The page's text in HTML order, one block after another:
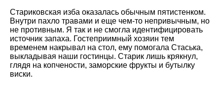
Стариковская изба оказалась обычным пятистенком.
Внутри пахло травами и еще чем-то непривычным, но
не противным. Я так и не смогла идентифицировать
источник запаха. Гостеприимный хозяин тем
временем накрывал на стол, ему помогала Стаська,
выкладывая наши гостинцы. Старик лишь крякнул,
глядя на копчености, заморские фрукты и бутылку
виски.